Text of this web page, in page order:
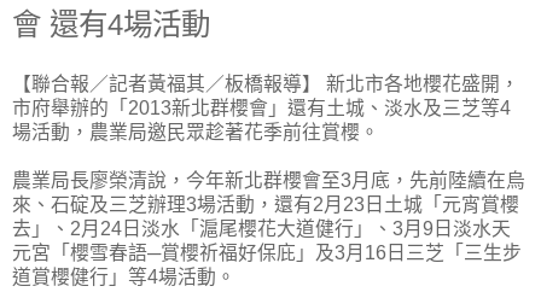
會 還有4場活動
【聯合報／記者黃福其／板橋報導】 新北市各地櫻花盛開，
市府舉辦的「2013新北群櫻會」還有土城、淡水及三芝等4
場活動，農業局邀民眾趁著花季前往賞櫻。
農業局長廖榮清說，今年新北群櫻會至3月底，先前陸續在烏
來、石碇及三芝辦理3場活動，還有2月23日土城「元宵賞櫻
去」、2月24日淡水「滬尾櫻花大道健行」、3月9日淡水天
元宮「櫻雪春語─賞櫻祈福好保庇」及3月16日三芝「三生步
道賞櫻健行」等4場活動。